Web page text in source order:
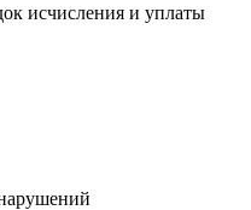
исчисления и уплаты